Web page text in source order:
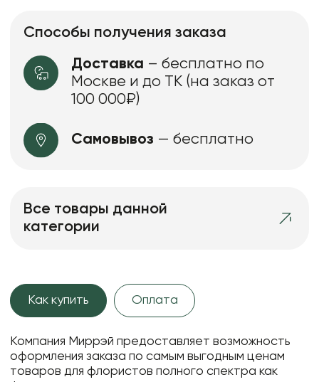
Способы получения заказа
Доставка – бесплатно по
Москве и до ТК (на заказ от
100 000₽)
Самовывоз — бесплатно
Все товары данной
категории
Как купить Оплата
Компания Миррэй предоставляет возможность
оформления заказа по самым выгодным ценам
товаров для флористов полного спектра как